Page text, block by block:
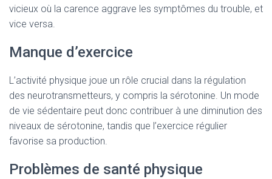
vicieux où la carence aggrave les symptômes du trouble, et
vice versa.
Manque d’exercice
L’activité physique joue un rôle crucial dans la régulation
des neurotransmetteurs, y compris la sérotonine. Un mode
de vie sédentaire peut donc contribuer à une diminution des
niveaux de sérotonine, tandis que l’exercice régulier
favorise sa production.
Problèmes de santé physique